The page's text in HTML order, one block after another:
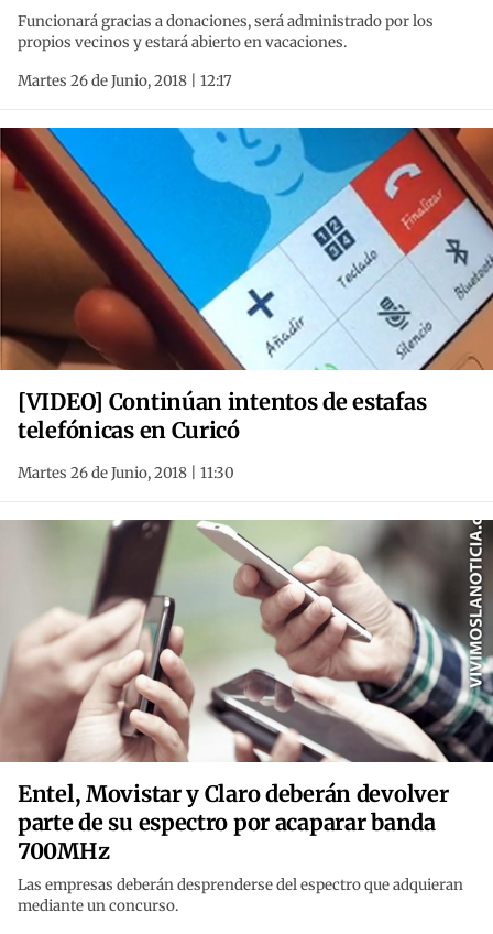
Funcionará gracias a donaciones, será administrado por los
propios vecinos y estará abierto en vacaciones.
Martes 26 de Junio, 2018 | 12:17
[VIDEO] Continúan intentos de estafas
telefónicas en Curicó
Martes 26 de Junio, 2018 | 11:30
Entel, Movistar y Claro deberán devolver
parte de su espectro por acaparar banda
700MHz
Las empresas deberán desprenderse del espectro que adquieran
mediante un concurso.